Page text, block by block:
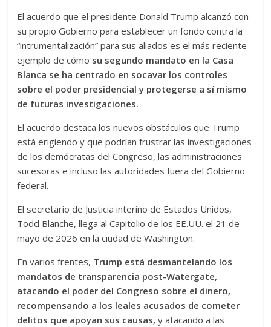
El acuerdo que el presidente Donald Trump alcanzó con
su propio Gobierno para establecer un fondo contra la
“intrumentalización” para sus aliados es el más reciente
ejemplo de cómo su segundo mandato en la Casa
Blanca se ha centrado en socavar los controles
sobre el poder presidencial y protegerse a sí mismo
de futuras investigaciones.
El acuerdo destaca los nuevos obstáculos que Trump
está erigiendo y que podrían frustrar las investigaciones
de los demócratas del Congreso, las administraciones
sucesoras e incluso las autoridades fuera del Gobierno
federal.
El secretario de Justicia interino de Estados Unidos,
Todd Blanche, llega al Capitolio de los EE.UU. el 21 de
mayo de 2026 en la ciudad de Washington.
En varios frentes, Trump está desmantelando los
mandatos de transparencia post-Watergate,
atacando el poder del Congreso sobre el dinero,
recompensando a los leales acusados de cometer
delitos que apoyan sus causas, y atacando a las